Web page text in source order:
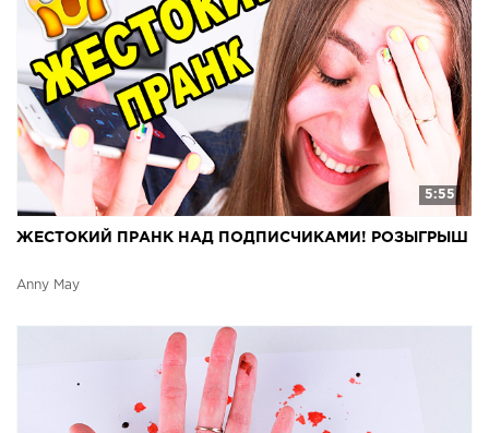
5:55
ЖЕСТОКИЙ ПРАНК НАД ПОДПИСЧИКАМИ! РОЗЫГРЫШ
Anny May